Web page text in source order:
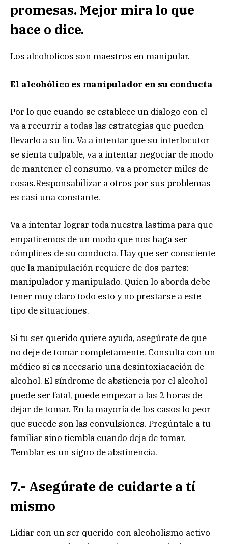
promesas. Mejor mira lo que
hace o dice.
Los alcoholicos son maestros en manipular.
El alcohólico es manipulador en su conducta
Por lo que cuando se establece un dialogo con el
va a recurrir a todas las estrategias que pueden
llevarlo a su fin. Va a intentar que su interlocutor
se sienta culpable, va a intentar negociar de modo
de mantener el consumo, va a prometer miles de
cosas.Responsabilizar a otros por sus problemas
es casi una constante.
Va a intentar lograr toda nuestra lastima para que
empaticemos de un modo que nos haga ser
cómplices de su conducta. Hay que ser consciente
que la manipulación requiere de dos partes:
manipulador y manipulado. Quien lo aborda debe
tener muy claro todo esto y no prestarse a este
tipo de situaciones.
Si tu ser querido quiere ayuda, asegúrate de que
no deje de tomar completamente. Consulta con un
médico si es necesario una desintoxiacación de
alcohol. El síndrome de abstiencia por el alcohol
puede ser fatal, puede empezar a las 2 horas de
dejar de tomar. En la mayoría de los casos lo peor
que sucede son las convulsiones. Pregúntale a tu
familiar sino tiembla cuando deja de tomar.
Temblar es un signo de abstinencia.
7.- Asegúrate de cuidarte a tí
mismo
Lidiar con un ser querido con alcoholismo activo